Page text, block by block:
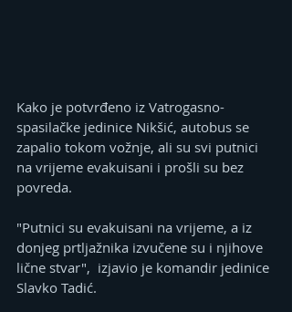
Kako je potvrđeno iz Vatrogasno-
spasilačke jedinice Nikšić, autobus se
zapalio tokom vožnje, ali su svi putnici
na vrijeme evakuisani i prošli su bez
povreda.
"Putnici su evakuisani na vrijeme, a iz
donjeg prtljažnika izvučene su i njihove
lične stvar",  izjavio je komandir jedinice
Slavko Tadić.